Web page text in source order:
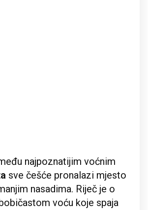
najpoznatijim voćnim
sve češće pronalazi mjesto
nasadima. Riječ je o
voću koje spaja